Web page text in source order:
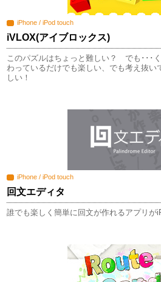
iPhone / iPod touch
iVLOX(アイブロックス)
このパズルはちょっと難しい？ でも･･･
わっているだけでも楽しい、でも考え抜い
しい！
iPhone / iPod touch
回文エディタ
誰でも楽しく簡単に回文が作れるアプリが